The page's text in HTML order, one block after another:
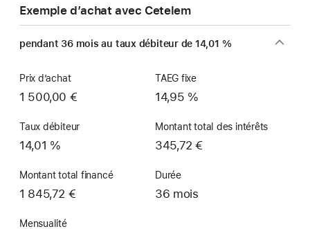
Exemple d’achat avec Cetelem
pendant 36 mois au taux débiteur de 14,01 %
Prix d’achat
1 500,00 €
TAEG fixe
14,95 %
Taux débiteur
14,01 %
Montant total des intérêts
345,72 €
Montant total financé
1 845,72 €
Durée
36 mois
Mensualité